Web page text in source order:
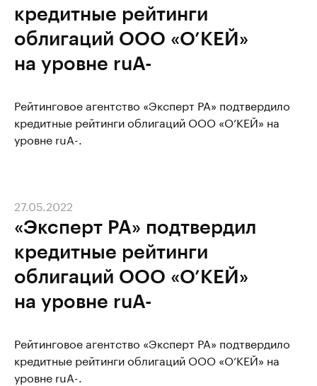
кредитные рейтинги
облигаций ООО «О’КЕЙ»
на уровне ruA-
Рейтинговое агентство «Эксперт РА» подтвердило
кредитные рейтинги облигаций ООО «О’КЕЙ» на
уровне ruA-.
«Эксперт РА» подтвердил
кредитные рейтинги
облигаций ООО «О’КЕЙ»
на уровне ruA-
27.05.2022
Рейтинговое агентство «Эксперт РА» подтвердило
кредитные рейтинги облигаций ООО «О’КЕЙ» на
уровне ruA-.